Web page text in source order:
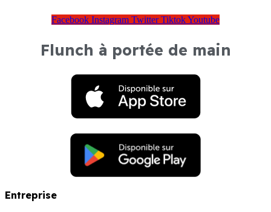
Facebook Instagram Twitter TiktokYoutube
Flunch à portée de main
Entreprise